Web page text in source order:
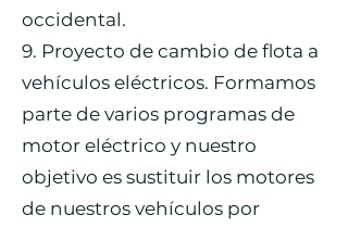
occidental.
9. Proyecto de cambio de flota a
vehículos eléctricos. Formamos
parte de varios programas de
motor eléctrico y nuestro
objetivo es sustituir los motores
de nuestros vehículos por